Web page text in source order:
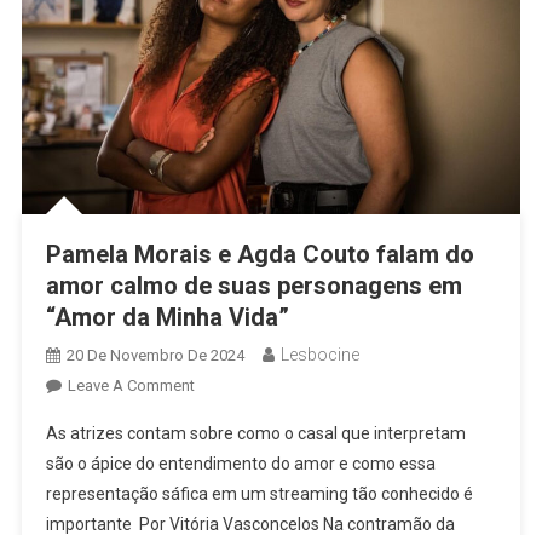
Pamela Morais e Agda Couto falam do
amor calmo de suas personagens em
“Amor da Minha Vida”
20 De Novembro De 2024 Lesbocine
Leave A CommentOn
Morais
E
Agda
Couto
As atrizes contam sobre como o casal que interpretam
são o ápice do entendimento do amor e como essa
representação sáfica em um streaming tão conhecido é
importante Por Vitória Vasconcelos Na contramão da